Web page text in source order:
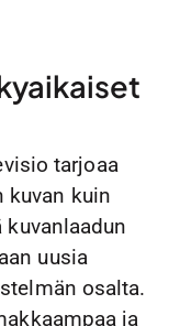
tarjoaa
kuvan kuin
uusia
osalta.
ja